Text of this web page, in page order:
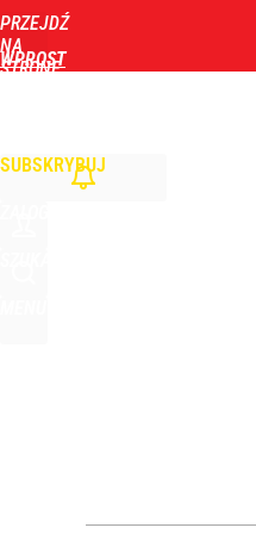
PRZEJDŹ
NA
STRONĘ
WPROST
SUBSKRYBUJ
dodaj